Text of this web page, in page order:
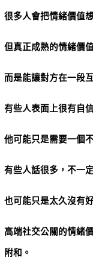
很多人會把情緒價值
但真正成熟的情緒價
而是能讓對方在一段
有些人表面上很有自
他可能只是需要一個
有些人話很多，不一
也可能只是太久沒有
高端社交公關的情緒
附和。